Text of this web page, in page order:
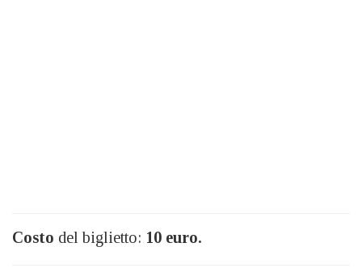
Costo del biglietto: 10 euro.